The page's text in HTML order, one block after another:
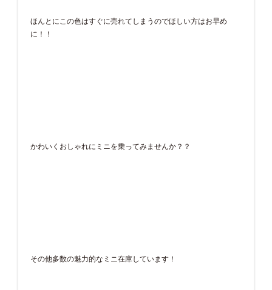
ほんとにこの色はすぐに売れてしまうのでほしい方はお早め
に！！
かわいくおしゃれにミニを乗ってみませんか？？
その他多数の魅力的なミニ在庫しています！